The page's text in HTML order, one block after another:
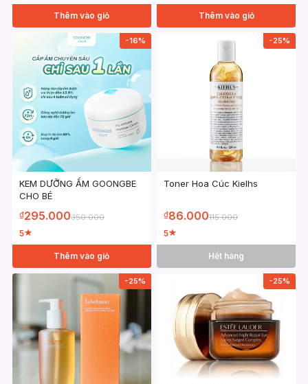
Thêm vào giỏ Thêm vào giỏ
-16%
KEM DƯỠNG ẨM GOONGBE
CHO BÉ
₫295.000350.000
5★
Thêm vào giỏ
-25%
Toner Hoa Cúc Kielhs
₫86.000115.000
5★
Hết hàng
-25% -25%